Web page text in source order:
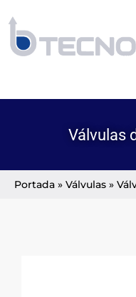
Válvulas
Portada » Válvulas »